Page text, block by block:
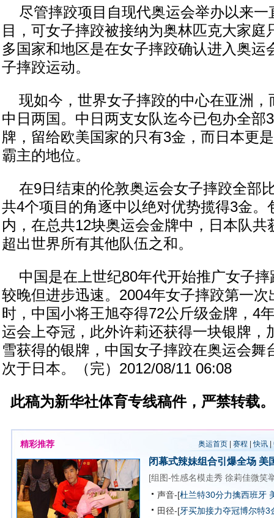
尽管摔跤项目自现代奥运会举办以来一
目，可女子摔跤被接纳为奥林匹克大家庭
多国家和地区是在女子摔跤确认进入奥运
子摔跤运动。
现如今，世界女子摔跤的中心在亚洲，
中日两国。中日两支女队迄今已包办全部
牌，留给欧美国家的只有3金，而日本更
霸主的地位。
在9日结束的伦敦奥运会女子摔跤全部
共4个项目的角逐中以绝对优势揽得3金。
内，在总共12块奥运会金牌中，日本队共
超出世界所有其他队伍之和。
中国是在上世纪80年代开始推广女子摔
较晚但进步迅速。2004年女子摔跤第一
时，中国小将王旭夺得72公斤级金牌，4
运会上夺冠，此外许莉还获得一块银牌，
雪获得的银牌，中国女子摔跤在奥运会舞
次于日本。（完）2012/08/11 06:08
此稿为新华社体育专线稿件，严禁转载。
精彩推荐 奥运首页| 赛程 |快讯|
闭幕式辣妹组合引爆全场 美
[组图-性感名模走秀 徐莉佳微笑
声音-[杜兰特30分力擒西班牙
田径-[牙买加接力夺冠博尔特3